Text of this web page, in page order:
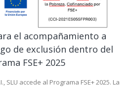
el acompañamiento a
de exclusión dentro del
FSE+ 2025
SLU accede al Programa FSE+ 2025. La